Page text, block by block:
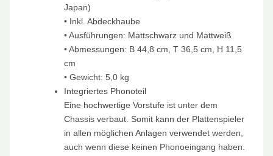
Japan)
• Inkl. Abdeckhaube
• Ausführungen: Mattschwarz und Mattweiß
• Abmessungen: B 44,8 cm, T 36,5 cm, H 11,5
cm
• Gewicht: 5,0 kg
Integriertes Phonoteil
Eine hochwertige Vorstufe ist unter dem
Chassis verbaut. Somit kann der Plattenspieler
in allen möglichen Anlagen verwendet werden,
auch wenn diese keinen Phonoeingang haben.